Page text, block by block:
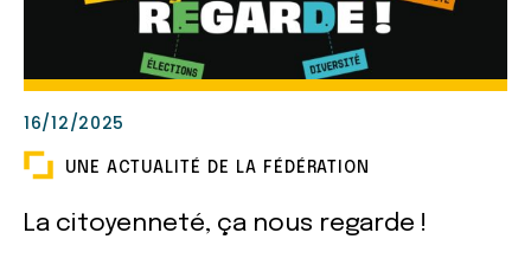
La citoyenneté, ça nous regarde !
16/12/2025
UNE ACTUALITÉ DE LA FÉDÉRATION